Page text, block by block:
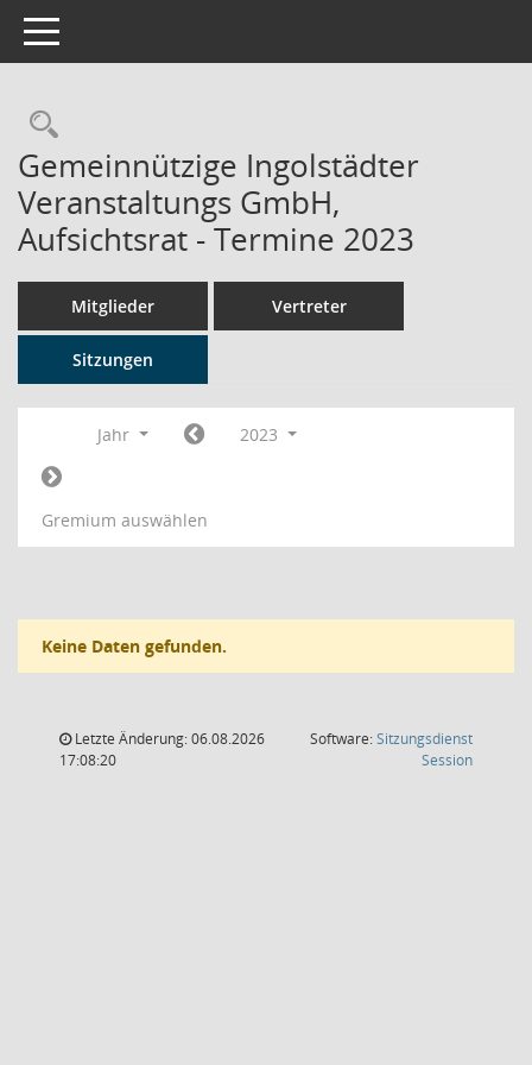
Toggle navigation
Rechercheauswahl
Gemeinnützige Ingolstädter
Veranstaltungs GmbH,
Aufsichtsrat - Termine 2023
Mitglieder Vertreter
Sitzungen
Jahr 2023
Gremium auswählen
Keine Daten gefunden.
Letzte Änderung: 06.08.2026
17:08:20
Software:Sitzungsdienst
Session(Wird in